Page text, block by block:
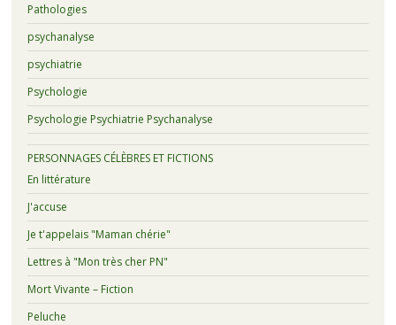
Pathologies
psychanalyse
psychiatrie
Psychologie
Psychologie Psychiatrie Psychanalyse
PERSONNAGES CÉLÈBRES ET FICTIONS
En littérature
J'accuse
Je t'appelais "Maman chérie"
Lettres à "Mon très cher PN"
Mort Vivante – Fiction
Peluche